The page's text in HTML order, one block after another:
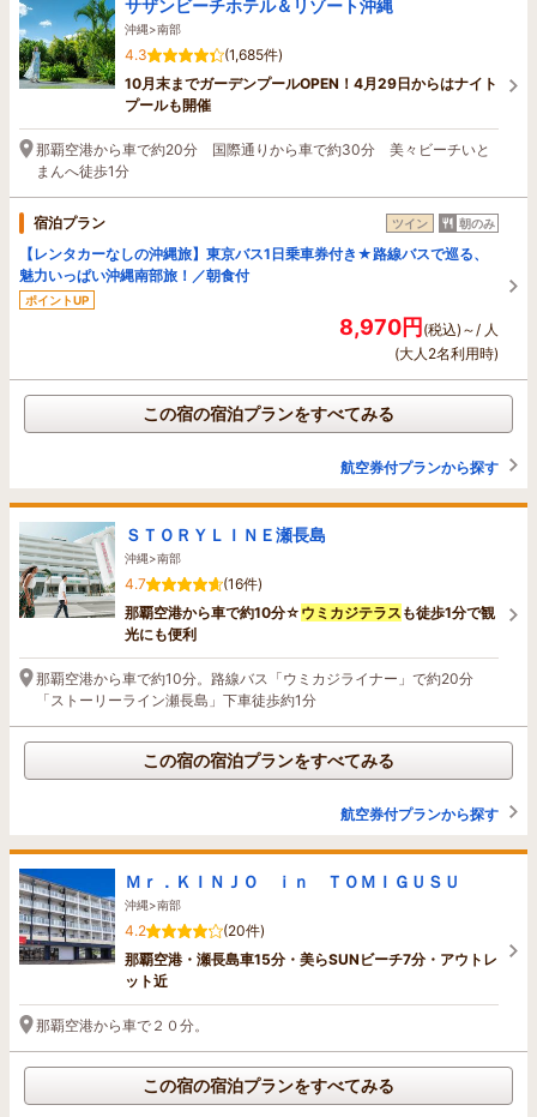
サザンビーチホテル＆リゾート沖縄
沖縄>南部
4.3
(1,685件)
10月末までガーデンプールOPEN！4月29日からはナイト
プールも開催
那覇空港から車で約20分 国際通りから車で約30分 美々ビーチいと
まんへ徒歩1分
宿泊プラン ツイン 朝のみ
【レンタカーなしの沖縄旅】東京バス1日乗車券付き★路線バスで巡る、
魅力いっぱい沖縄南部旅！／朝食付
ポイントUP
8,970円(税込)～/ 人
(大人2名利用時)
この宿の宿泊プランをすべてみる
航空券付プランから探す
ＳＴＯＲＹＬＩＮＥ瀬長島
沖縄>南部
4.7
(16件)
那覇空港から車で約10分☆ ウミカジテラス も徒歩1分で観
光にも便利
那覇空港から車で約10分。路線バス「ウミカジライナー」で約20分
「ストーリーライン瀬長島」下車徒歩約1分
この宿の宿泊プランをすべてみる
航空券付プランから探す
Ｍｒ．ＫＩＮＪＯ ｉｎ ＴＯＭＩＧＵＳＵ
沖縄>南部
4.2
(20件)
那覇空港・瀬長島車15分・美らSUNビーチ7分・アウトレ
ット近
那覇空港から車で２０分。
この宿の宿泊プランをすべてみる